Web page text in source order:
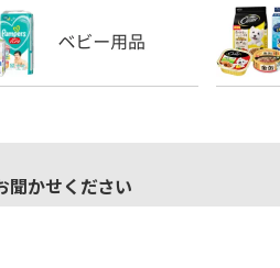
聞かせください